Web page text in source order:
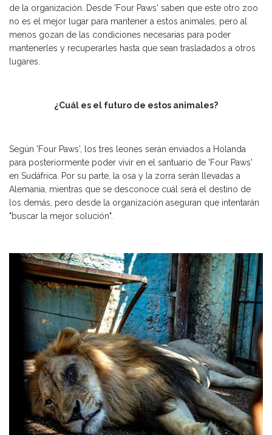
de la organización. Desde 'Four Paws' saben que este otro zoo
no es el mejor lugar para mantener a estos animales, pero al
menos gozan de las condiciones necesarias para poder
mantenerles y recuperarles hasta que sean trasladados a otros
lugares.
¿Cuál es el futuro de estos animales?
Según 'Four Paws', los tres leones serán enviados a Holanda
para posteriormente poder vivir en el santuario de 'Four Paws'
en Sudáfrica. Por su parte, la osa y la zorra serán llevadas a
Alemania, mientras que se desconoce cuál será el destino de
los demás, pero desde la organización aseguran que intentarán
"buscar la mejor solución".